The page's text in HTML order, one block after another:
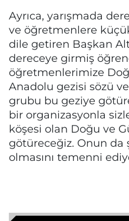
Ayrıca, yarışmada
ve öğretmenlere
dile getiren Başkan
dereceye girmiş
öğretmenlerimize
Anadolu gezisi sözü
grubu bu geziye
bir organizasyonla
köşesi olan Doğu ve
götüreceğiz. Onun da
olmasını temenni